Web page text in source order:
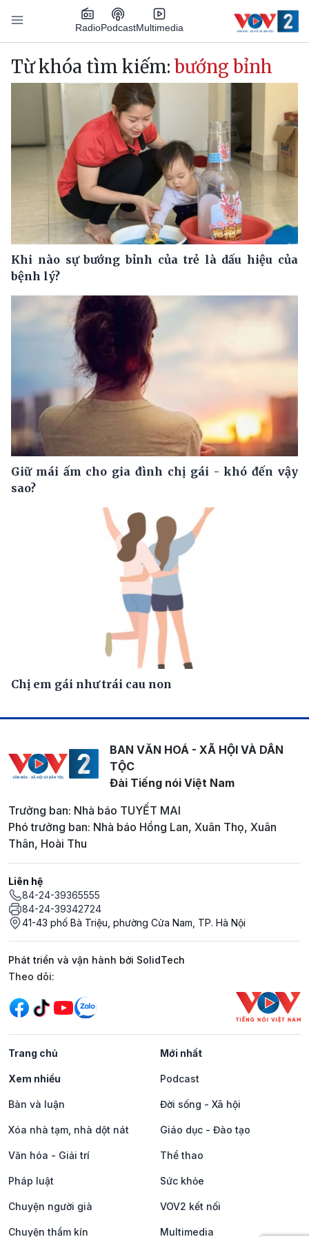
Nhảy đến nội dung
RadioPodcastMultimedia
Main navigation
Từ khóa tìm kiếm: bướng bỉnh
Khi nào sự bướng bỉnh của trẻ là dấu hiệu của
bệnh lý?
Giữ mái ấm cho gia đình chị gái - khó đến vậy
sao?
Chị em gái như trái cau non
BAN VĂN HOÁ - XÃ HỘI VÀ DÂN
TỘC
Đài Tiếng nói Việt Nam
Trưởng ban: Nhà báo TUYẾT MAI
Phó trưởng ban: Nhà báo Hồng Lan, Xuân Thọ, Xuân
Thân, Hoài Thu
Liên hệ
84-24-39365555
84-24-39342724
41-43 phố Bà Triệu, phường Cửa Nam, TP. Hà Nội
Phát triển và vận hành bởi SolidTech
Mạng xã hội
Theo dõi:
Trang chủ Mới nhất
Xem nhiều Podcast
Bàn và luận Đời sống - Xã hội
Xóa nhà tạm, nhà dột nát Giáo dục - Đào tạo
Văn hóa - Giải trí Thể thao
Pháp luật Sức khỏe
Chuyện người già VOV2 kết nối
Chuyện thầm kín Multimedia